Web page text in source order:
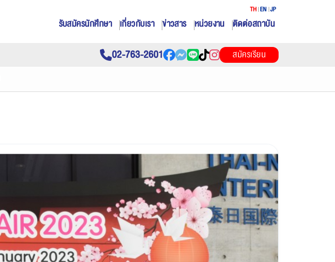
รับสมัครนักศึกษา เกี่ยวกับเรา ข่าวสาร หน่วยงาน ติดต่อสถาบัน
TH EN JP
02-763-2601 สมัครเรียน